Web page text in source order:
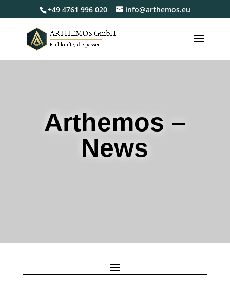
+49 4761 996 020 info@arthemos.eu
Arthemos –
News